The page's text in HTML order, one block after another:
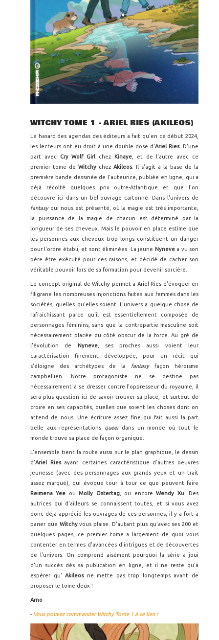
WITCHY TOME 1 - ARIEL RIES (AKILEOS)
Le hasard des agendas des éditeurs a fait qu'en ce début 2024,
les lecteurs ont eu droit à une double dose d'Ariel Ries. D'une
part avec
Cry Wolf Girl chez Kinaye, et de l'autre avec ce
premier tome de Witchy chez Akileos. Il s'agit à la base de la
première bande dessinée de l'auteurice, publiée en ligne, qui a
déjà récolté quelques prix outre-Atlantique et que l'on
découvre ici dans un bel ouvrage cartonné. Dans l'univers de
fantasy qui nous est présenté, où la magie est très importante,
la puissance de la magie de chacun est déterminé par la
longueur de ses cheveux. Mais le pouvoir en place estime que
les personnes aux cheveux trop longs constituent un danger
pour l'ordre établi, et sont éliminées. La jeune Nyneve a vu son
père être exécuté pour ces raisons, et décidé de cacher son
véritable pouvoir lors de sa formation pour devenir sorcière.
Le concept original de Witchy permet à Ariel Ries d'évoquer en
filigrane les nombreuses injonctions faites aux femmes dans les
sociétés, quelles qu'elles soient. L'univers a quelque chose de
rafraichissant parce qu'il est essentiellement composée de
personnages féminins, sans que la contrepartie masculine soit
nécessairement placée du côté obscur de la force. Au gré de
l'évolution de
Nyneve, ses proches aussi voient leur
caractérisation finement développée, pour un récit qui
s'éloigne des archétypes de la fantasy façon héroïsme
campbellien. Notre protagoniste ne se destine pas
nécessairement à se dresser contre l'oppresseur du royaume, il
sera plus question ici de savoir trouver sa place, et surtout de
croire en ses capacités, quelles que soient les choses dont on
attend de nous. Une écriture assez fine qui fait aussi la part
belle aux représentations
queerdans un monde où tout le
monde trouve sa place de façon organique.
L'ensemble tient la route aussi sur le plan graphique, le dessin
d'Ariel Riesayant certaines caractéristique d'autres oeuvres
jeunesse (avec des personnages aux grands yeux et un trait
assez marqué), qui évoque tour à tour ce que peuvent faire
Reimena Yee ouMolly Ostertag, ou encoreWendy Xu. Des
autrices qui d'ailleurs se connaissent toutes, et si vous avez
donc déjà apprécié les ouvrages de ces personnes, il y a fort à
parier que Witchyvous plaise. D'autant plus qu'avec ses 200 et
quelques pages, ce premier tome a largement de quoi vous
contenter en termes d'avancées d'intrigues et de découvertes
de l'univers. On comprend aisément pourquoi la série a joui
d'un succès dès sa publication en ligne, et il ne reste qu'à
espérer qu'Akileos ne mette pas trop longtemps avant de
proposer le tome deux !
Arno
- Vous pouvez commander Witchy Tome 1 à ce lien !